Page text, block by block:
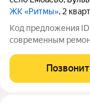
ЖК «Ритмы», 2
Код предложения ID
современным
детские игровые
"Сити Молл" 5